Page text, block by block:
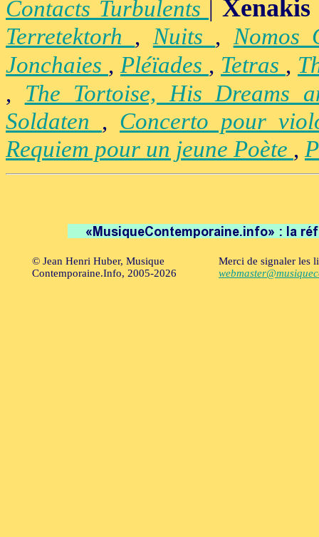
Contacts Turbulents | Xenakis
Terretektorh ,Nuits ,Nomos
Jonchaies , Pléïades , Tetras ,
, The Tortoise, His Dreams
Soldaten , Concerto pour
Requiem pour un jeune Poète ,
© Jean Henri Huber, Musique
Contemporaine.Info, 2005-2026
Merci de signaler les